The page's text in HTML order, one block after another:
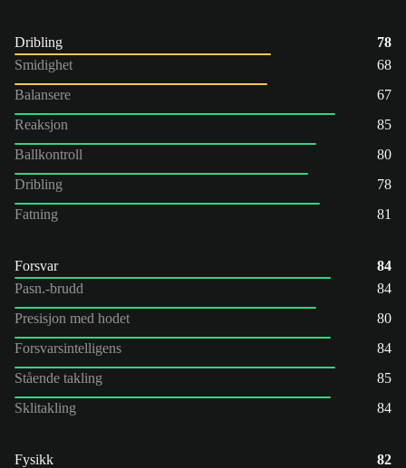
Dribling
78
Smidighet
68
Balansere
67
Reaksjon
85
Ballkontroll
80
Dribling
78
Fatning
81
Forsvar
84
Pasn.-brudd
84
Presisjon med hodet
80
Forsvarsintelligens
84
Stående takling
85
Sklitakling
84
Fysikk
82